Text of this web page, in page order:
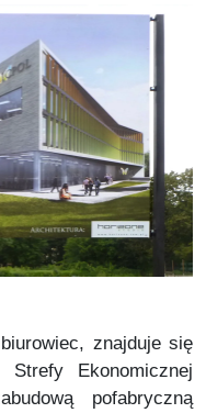
znajduje się
Ekonomicznej
pofabryczną